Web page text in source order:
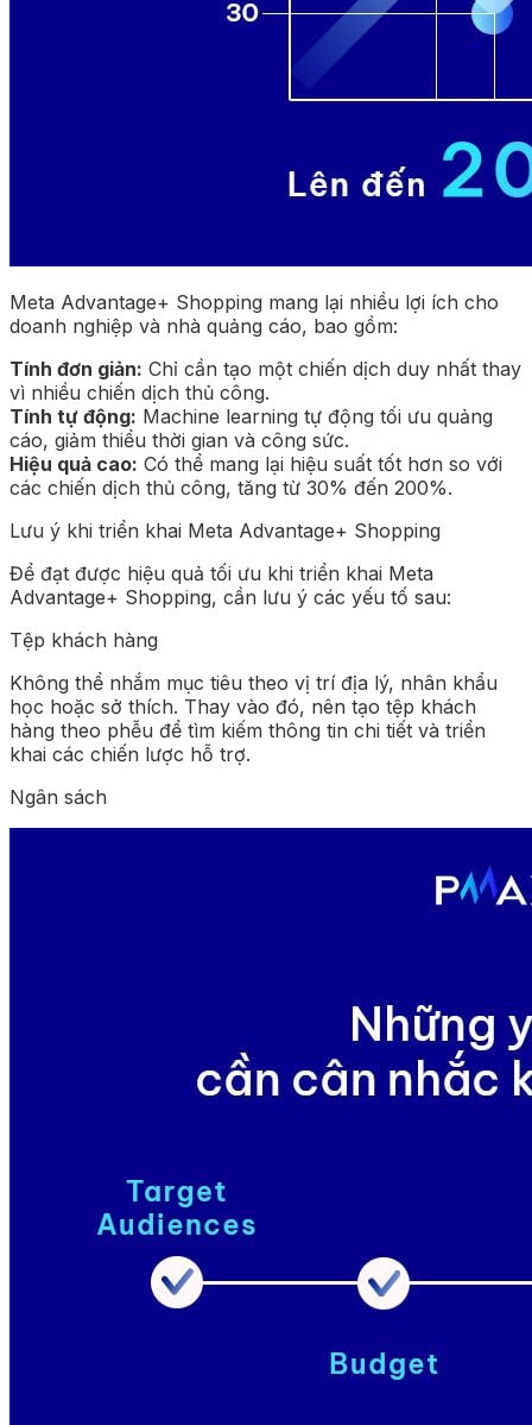
Meta Advantage+ Shopping mang lại nhiều lợi ích cho
doanh nghiệp và nhà quảng cáo, bao gồm:
Tính đơn giản: Chỉ cần tạo một chiến dịch duy nhất thay
vì nhiều chiến dịch thủ công.
Tính tự động: Machine learning tự động tối ưu quảng
cáo, giảm thiểu thời gian và công sức.
Hiệu quả cao: Có thể mang lại hiệu suất tốt hơn so với
các chiến dịch thủ công, tăng từ 30% đến 200%.
Lưu ý khi triển khai Meta Advantage+ Shopping
Để đạt được hiệu quả tối ưu khi triển khai Meta
Advantage+ Shopping, cần lưu ý các yếu tố sau:
Tệp khách hàng
Không thể nhắm mục tiêu theo vị trí địa lý, nhân khẩu
học hoặc sở thích. Thay vào đó, nên tạo tệp khách
hàng theo phễu để tìm kiếm thông tin chi tiết và triển
khai các chiến lược hỗ trợ.
Ngân sách